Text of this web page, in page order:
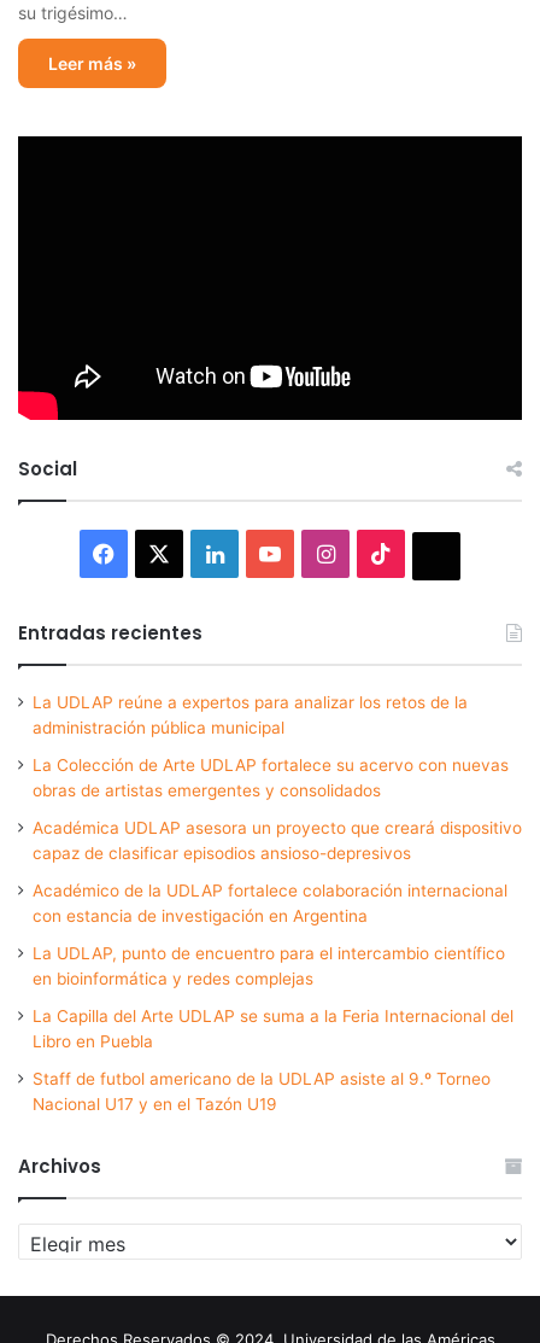
su trigésimo…
Leer más »
Social
Facebook LinkedInYouTubeInstagram
Entradas recientes
La UDLAP reúne a expertos para analizar los retos de la
administración pública municipal
La Colección de Arte UDLAP fortalece su acervo con nuevas
obras de artistas emergentes y consolidados
Académica UDLAP asesora un proyecto que creará dispositivo
capaz de clasificar episodios ansioso-depresivos
Académico de la UDLAP fortalece colaboración internacional
con estancia de investigación en Argentina
La UDLAP, punto de encuentro para el intercambio científico
en bioinformática y redes complejas
La Capilla del Arte UDLAP se suma a la Feria Internacional del
Libro en Puebla
Staff de futbol americano de la UDLAP asiste al 9.º Torneo
Nacional U17 y en el Tazón U19
Archivos
Archivos